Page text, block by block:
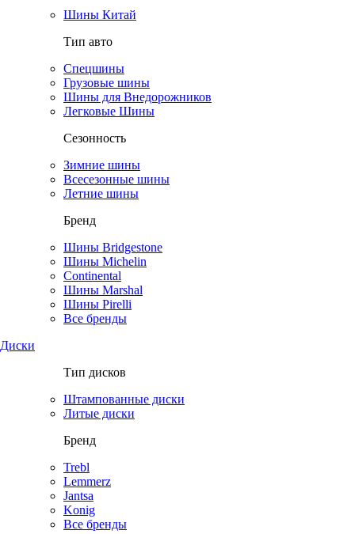
Шины Китай
Тип авто
Спецшины
Грузовые шины
Шины для Внедорожников
Легковые Шины
Сезонность
Зимние шины
Всесезонные шины
Летние шины
Бренд
Шины Bridgestone
Шины Michelin
Continental
Шины Marshal
Шины Pirelli
Все бренды
Диски
Тип дисков
Штампованные диски
Литые диски
Бренд
Trebl
Lemmerz
Jantsa
Konig
Все бренды